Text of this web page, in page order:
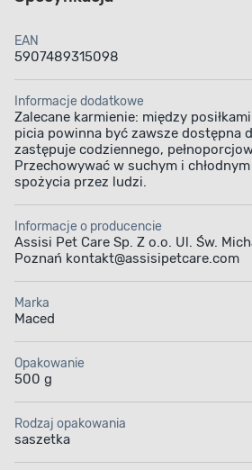
EAN
5907489315098
Informacje dodatkowe
Zalecane karmienie: między
picia powinna być zawsze dostępna
zastępuje codziennego,
Przechowywać w suchym i
spożycia przez ludzi.
Informacje o producencie
Assisi Pet Care Sp. Z o.o. Ul. Św.
Poznań kontakt@assisipetcare.com
Marka
Maced
Opakowanie
500 g
Rodzaj opakowania
saszetka